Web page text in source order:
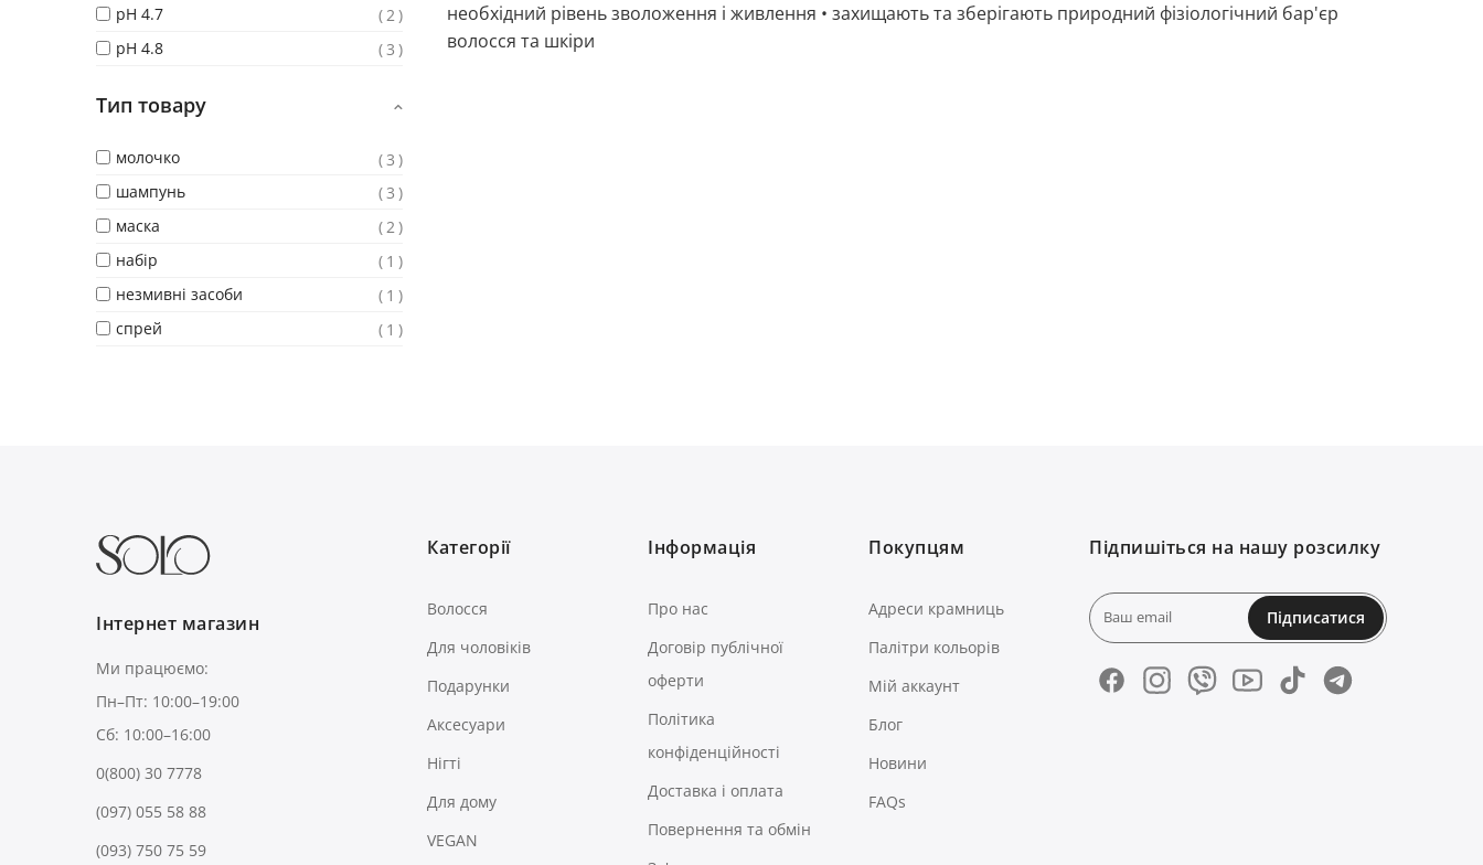
необхідний рівень зволоження і живлення • захищають та зберігають природний фізіологічний бар'єр
волосся та шкіри
pH 4.7
2
pH 4.8
3
Тип товару
молочко
3
шампунь
3
маска
2
набір
1
незмивні засоби
1
спрей
1
Інтернет магазин
Ми працюємо:
Пн–Пт: 10:00–19:00
Сб: 10:00–16:00
0(800) 30 7778
(097) 055 58 88
(093) 750 75 59
Категорії
Волосся
Для чоловіків
Подарунки
Аксесуари
Нігті
Для дому
VEGAN
Інформація
Про нас
Договір публічної
оферти
Політика
конфіденційності
Доставка і оплата
Повернення та обмін
Покупцям
Адреси крамниць
Палітри кольорів
Мій аккаунт
Блог
Новини
FAQs
Підпишіться на нашу розсилку
Підписатися